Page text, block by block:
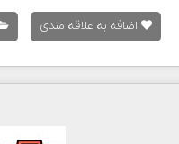
اضافه به علاقه مندی